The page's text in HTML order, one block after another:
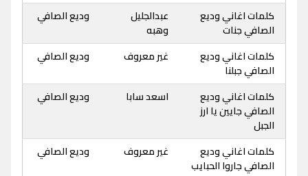
كلمات اغاني وديع
الصافي جنات
عبدالجليل
وهبه
وديع الصافي
كلمات اغاني وديع
الصافي جبلنا
غير معروف وديع الصافي
كلمات اغاني وديع
الصافي جايين يا ارز
الجبل
اسعد سابا وديع الصافي
كلمات اغاني وديع
الصافي جاروا الحبايب
غير معروف وديع الصافي